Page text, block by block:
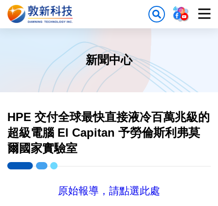
新聞中心
HPE 交付全球最快直接液冷百萬兆級的
超級電腦 El Capitan 予勞倫斯利弗莫
爾國家實驗室
原始報導，請點選此處